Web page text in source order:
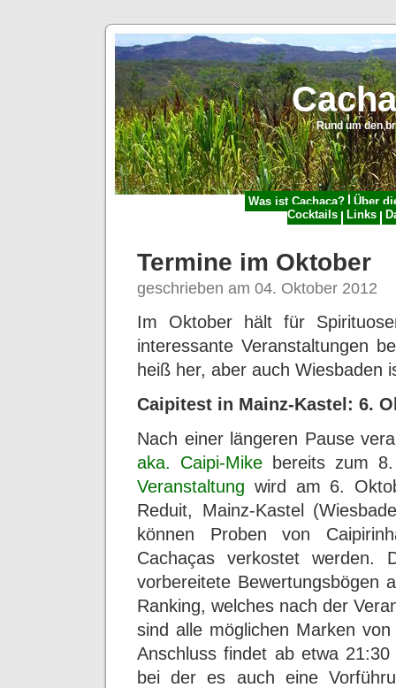
Rund um den
Was ist Cachaça?
Über
Cocktails
Links
Termine im Oktober
geschrieben am 04. Oktober 2012
Im Oktober hält für
interessante Veranstaltungen
heiß her, aber auch Wiesbaden
Caipitest in Mainz-Kastel: 6.
Nach einer längeren Pause
aka. Caipi-Mike bereits zum
Veranstaltung wird am 6.
Reduit, Mainz-Kastel
können Proben von
Cachaças verkostet werden.
vorbereitete Bewertungsbögen
Ranking, welches nach der
sind alle möglichen Marken
Anschluss findet ab etwa
bei der es auch eine